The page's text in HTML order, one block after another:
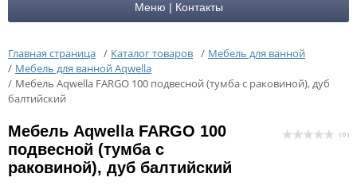
Меню | Контакты
Главная страница / Каталог товаров / Мебель для ванной
/ Мебель для ванной Aqwella
/ Мебель Aqwella FARGO 100 подвесной (тумба с раковиной), дуб
балтийский
Мебель Aqwella FARGO 100
подвесной (тумба с
раковиной), дуб балтийский
( 0 )